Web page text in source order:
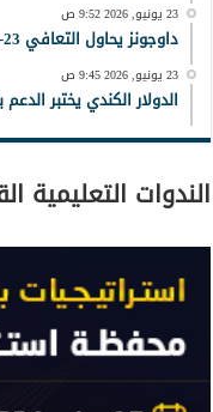
23 يونيو, 2026 9:52 ص
داوجونز يحاول التعافي 23-6-2026
23 يونيو, 2026 9:45 ص
الدولار الكندي يختبر الدعم بنجاح
الندوات التعليمية